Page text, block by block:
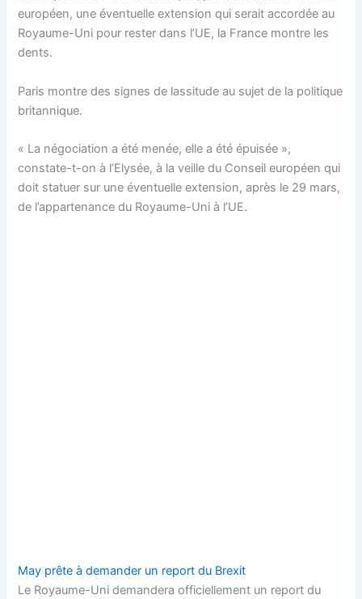
européen, une éventuelle extension qui serait accordée au
Royaume-Uni pour rester dans l’UE, la France montre les
dents.
Paris montre des signes de lassitude au sujet de la politique
britannique.
« La négociation a été menée, elle a été épuisée »,
constate-t-on à l’Elysée, à la veille du Conseil européen qui
doit statuer sur une éventuelle extension, après le 29 mars,
de l’appartenance du Royaume-Uni à l’UE.
May prête à demander un report du Brexit
Le Royaume-Uni demandera officiellement un report du